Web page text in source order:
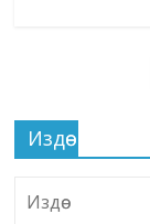
Издөө